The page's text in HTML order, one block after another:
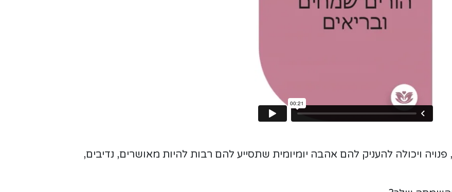
ויכולה להעניק להם אהבה יומיומית שתסייע להם רבות להיות מאושרים, נדיבים,